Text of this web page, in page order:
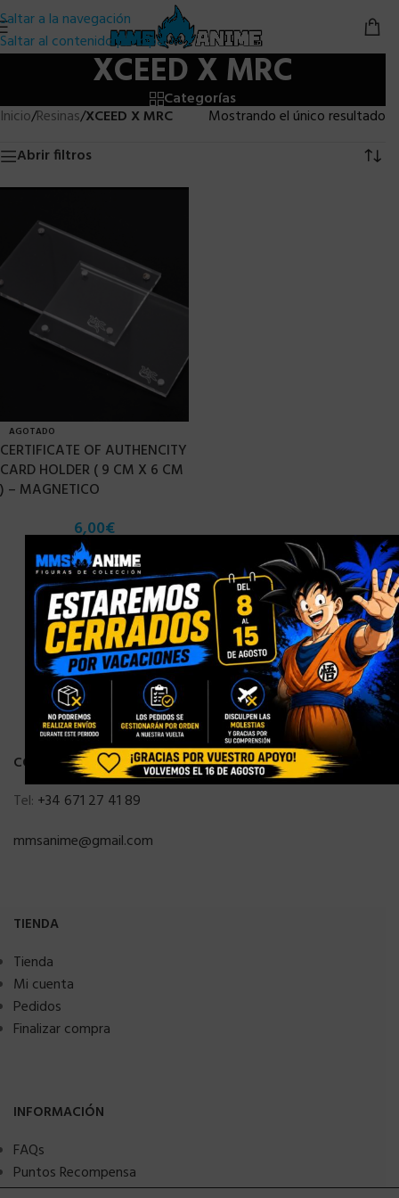
Saltar a la navegación
Saltar al contenido principal
XCEED X MRC
Categorías
Inicio/Resinas/XCEED X MRC
Mostrando el único resultado
Abrir filtros
AGOTADO
CERTIFICATE OF AUTHENCITY
CARD HOLDER ( 9 CM X 6 CM
) – MAGNETICO
6,00€
CONTACTO
Tel: +34 671 27 41 89
mmsanime@gmail.com
TIENDA
Tienda
Mi cuenta
Pedidos
Finalizar compra
INFORMACIÓN
FAQs
Puntos Recompensa
×